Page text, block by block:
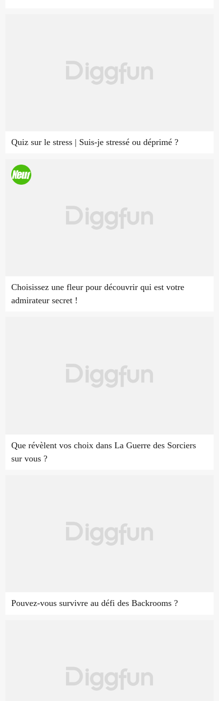
Quiz sur le stress | Suis-je stressé ou déprimé ?
Choisissez une fleur pour découvrir qui est votre
admirateur secret !
Que révèlent vos choix dans La Guerre des Sorciers
sur vous ?
Pouvez-vous survivre au défi des Backrooms ?